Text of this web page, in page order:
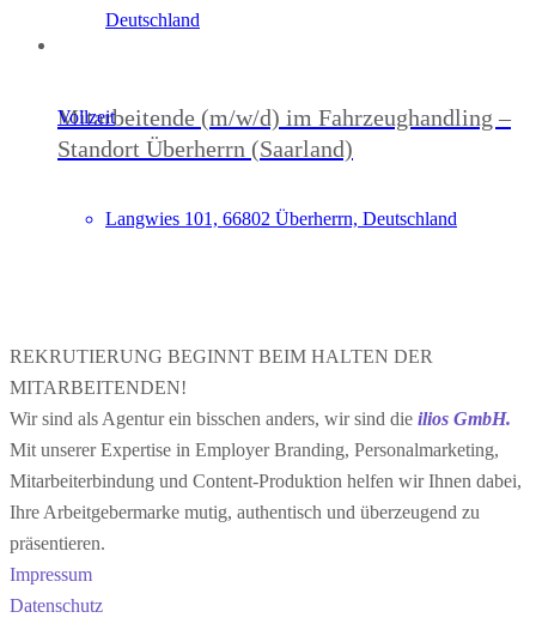
Deutschland
Mitarbeitende (m/w/d) im Fahrzeughandling –
Standort Überherrn (Saarland)
Langwies 101, 66802 Überherrn, Deutschland
Vollzeit
REKRUTIERUNG BEGINNT BEIM HALTEN DER
MITARBEITENDEN!
Wir sind als Agentur ein bisschen anders, wir sind die ilios GmbH.
Mit unserer Expertise in Employer Branding, Personalmarketing,
Mitarbeiterbindung und Content-Produktion helfen wir Ihnen dabei,
Ihre Arbeitgebermarke mutig, authentisch und überzeugend zu
präsentieren.
Impressum
Datenschutz